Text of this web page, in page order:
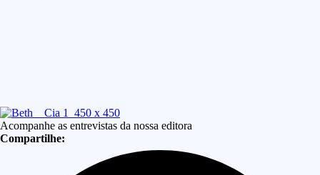
Acompanhe as entrevistas da nossa editora
Compartilhe: